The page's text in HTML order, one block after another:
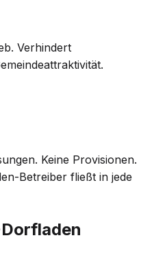
Verhindert
Keine Provisionen.
Betreiber fließt in jede